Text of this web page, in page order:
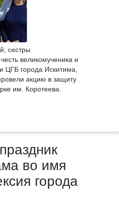
сестры
великомученика и
ЦГБ города Искитима,
акцию в защиту
им. Коротеева.
во имя
города